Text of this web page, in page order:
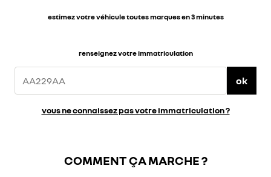
estimez votre véhicule toutes marques en 3 minutes
renseignez votre immatriculation
ok
vous ne connaissez pas votre immatriculation ?
COMMENT ÇA MARCHE ?